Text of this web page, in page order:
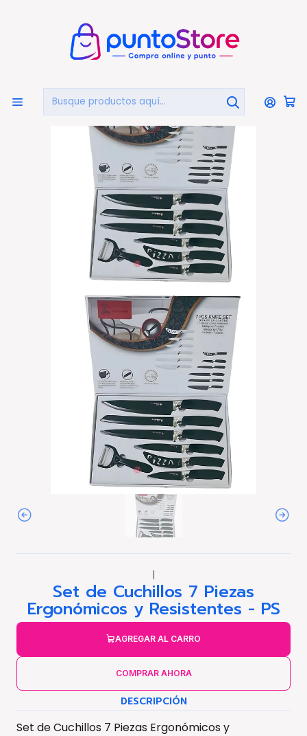
Inicio HOGAR Y DECORACIÓN Cuchillos
Set de Cuchillos 7 Piezas Ergonómicos y Resistentes -
PS
|
Set de Cuchillos 7 Piezas
Ergonómicos y Resistentes - PS
AGREGAR AL CARRO
COMPRAR AHORA
DESCRIPCIÓN
Set de Cuchillos 7 Piezas Ergonómicos y